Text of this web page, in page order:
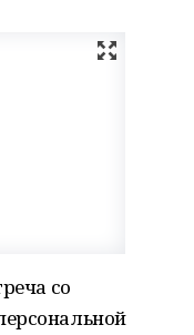
со